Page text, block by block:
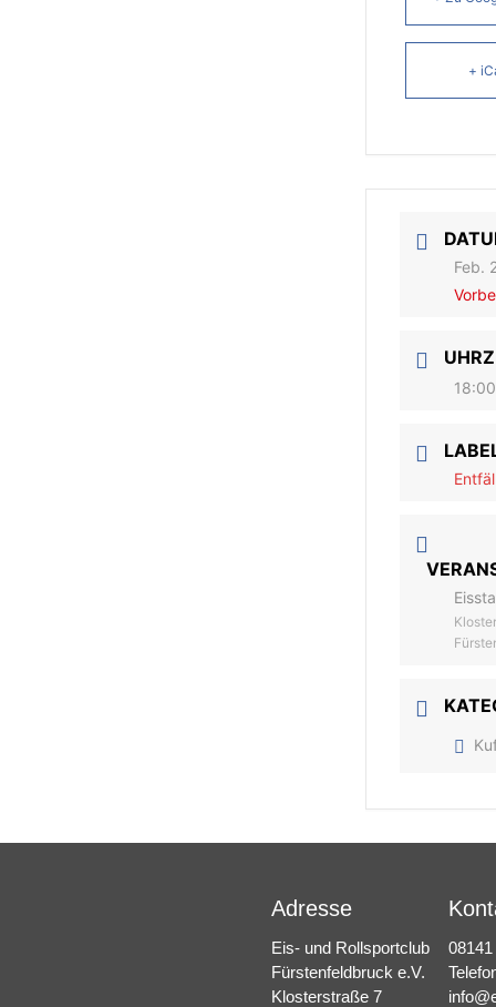
+
Feb.
Adresse
Eis- und Rollsportclub
Fürstenfeldbruck e.V.
Klosterstraße 7